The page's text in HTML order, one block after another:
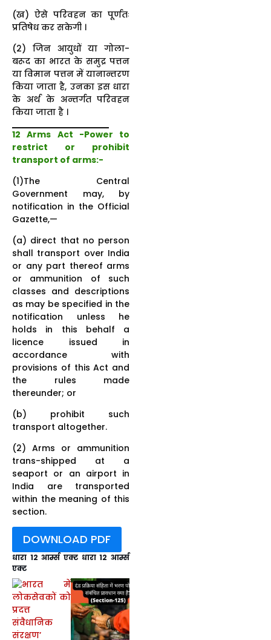
(ख) ऐसे परिवहन का पूर्णतः
प्रतिषेध कर सकेगी ।
(2) जिन आयुधों या गोला-
बरूद का भारत के समुद्र पत्तन
या विमान पत्तन में यानान्तरण
किया जाता है, उनका इस धारा
के अर्थ के अन्तर्गत परिवहन
किया जाता है ।
12 Arms Act -Power to
restrict or prohibit
transport of arms:-
(1)The Central
Government may, by
notification in the Official
Gazette,—
(a) direct that no person
shall transport over India
or any part thereof arms
or ammunition of such
classes and descriptions
as may be specified in the
notification unless he
holds in this behalf a
licence issued in
accordance with
provisions of this Act and
the rules made
thereunder; or
(b) prohibit such
transport altogether.
(2) Arms or ammunition
trans-shipped at a
seaport or an airport in
India are transported
within the meaning of this
section.
DOWNLOAD PDF
धारा 12 आर्म्स एक्ट धारा 12 आर्म्स
एक्ट